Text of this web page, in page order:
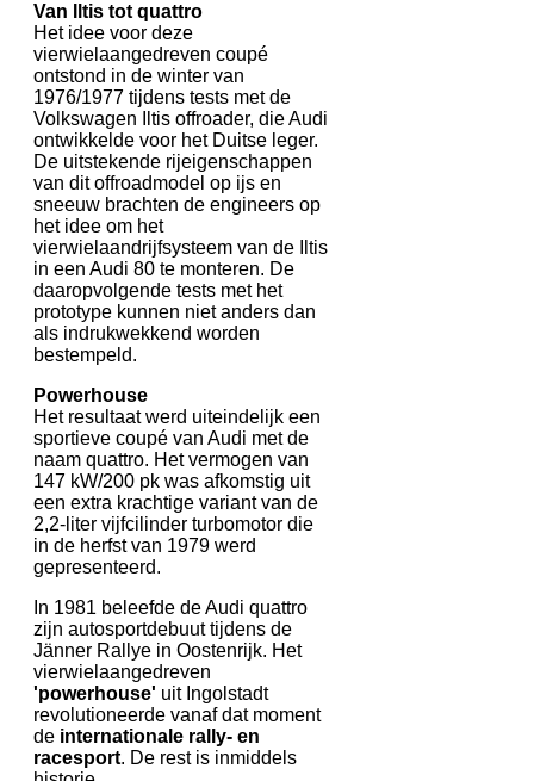
Van Iltis tot quattro
Het idee voor deze
vierwielaangedreven coupé
ontstond in de winter van
1976/1977 tijdens tests met de
Volkswagen Iltis offroader, die Audi
ontwikkelde voor het Duitse leger.
De uitstekende rijeigenschappen
van dit offroadmodel op ijs en
sneeuw brachten de engineers op
het idee om het
vierwielaandrijfsysteem van de Iltis
in een Audi 80 te monteren. De
daaropvolgende tests met het
prototype kunnen niet anders dan
als indrukwekkend worden
bestempeld.
Powerhouse
Het resultaat werd uiteindelijk een
sportieve coupé van Audi met de
naam quattro. Het vermogen van
147 kW/200 pk was afkomstig uit
een extra krachtige variant van de
2,2-liter vijfcilinder turbomotor die
in de herfst van 1979 werd
gepresenteerd.
In 1981 beleefde de Audi quattro
zijn autosportdebuut tijdens de
Jänner Rallye in Oostenrijk. Het
vierwielaangedreven
'powerhouse' uit Ingolstadt
revolutioneerde vanaf dat moment
de internationale rally- en
racesport. De rest is inmiddels